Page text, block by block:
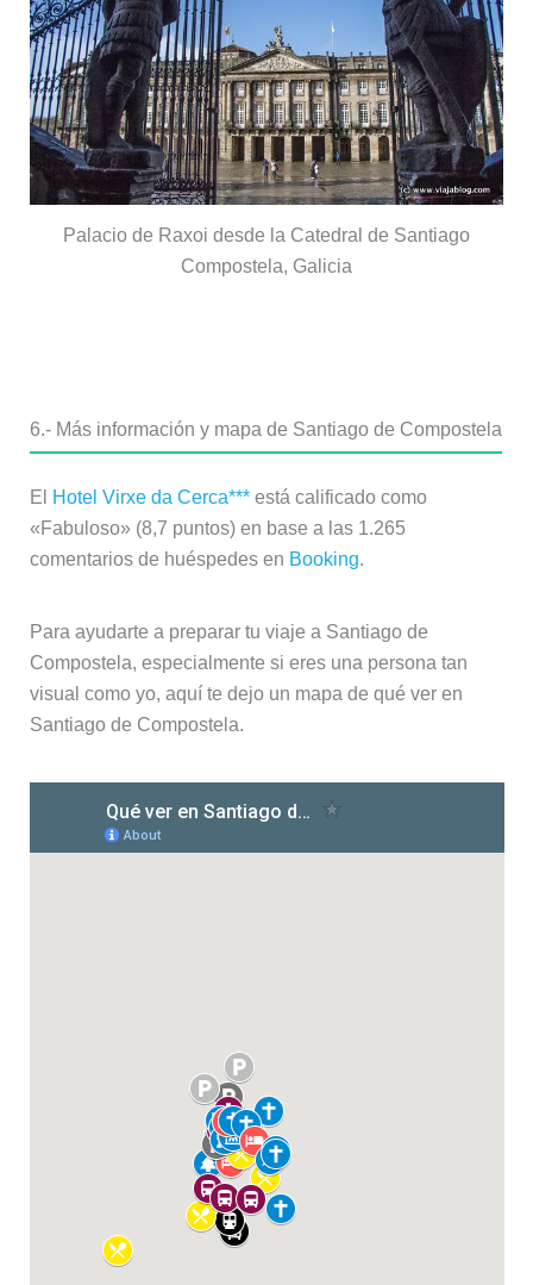
Palacio de Raxoi desde la Catedral de Santiago
Compostela, Galicia
6.- Más información y mapa de Santiago de Compostela
El Hotel Virxe da Cerca***está calificado como
«Fabuloso» (8,7 puntos) en base a las 1.265
comentarios de huéspedes en Booking.
Para ayudarte a preparar tu viaje a Santiago de
Compostela, especialmente si eres una persona tan
visual como yo, aquí te dejo un mapa de qué ver en
Santiago de Compostela.